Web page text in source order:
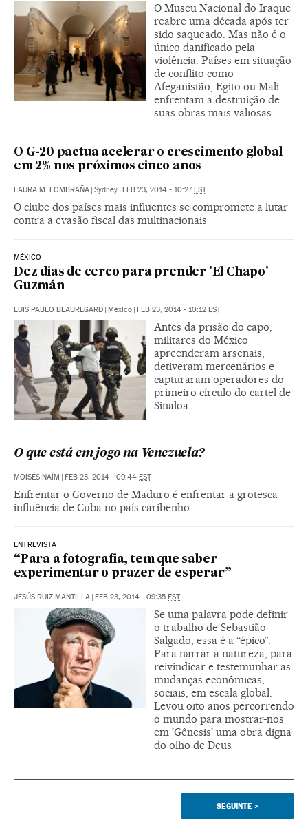
O Museu Nacional do Iraque
reabre uma década após ter
sido saqueado. Mas não é o
único danificado pela
violência. Países em situação
de conflito como
Afeganistão, Egito ou Mali
enfrentam a destruição de
suas obras mais valiosas
O G-20 pactua acelerar o crescimento global
em 2% nos próximos cinco anos
LAURA M. LOMBRAÑA | Sydney | FEB 23, 2014 - 10:27EST
O clube dos países mais influentes se compromete a lutar
contra a evasão fiscal das multinacionais
MÉXICO
Dez dias de cerco para prender 'El Chapo'
Guzmán
LUIS PABLO BEAUREGARD | México | FEB 23, 2014 - 10:12 EST
Antes da prisão do capo,
militares do México
apreenderam arsenais,
detiveram mercenários e
capturaram operadores do
primeiro círculo do cartel de
Sinaloa
O que está em jogo na Venezuela?
MOISÉS NAÍM | FEB 23, 2014 - 09:44 EST
Enfrentar o Governo de Maduro é enfrentar a grotesca
influência de Cuba no país caribenho
ENTREVISTA
“Para a fotografia, tem que saber
experimentar o prazer de esperar”
JESÚS RUIZ MANTILLA | FEB 23, 2014 - 09:35 EST
Se uma palavra pode definir
o trabalho de Sebastião
Salgado, essa é a “épico”.
Para narrar a natureza, para
reivindicar e testemunhar as
mudanças econômicas,
sociais, em escala global.
Levou oito anos percorrendo
o mundo para mostrar-nos
em 'Gênesis' uma obra digna
do olho de Deus
SEGUINTE >